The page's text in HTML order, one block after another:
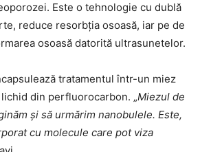
Este o tehnologie cu dublă
reduce resorbția osoasă, iar pe de
osoasă datorită ultrasunetelor.
tratamentul într-un miez
din perfluorocarbon. „Miezul de
și să urmărim nanobulele. Este,
cu molecule care pot viza